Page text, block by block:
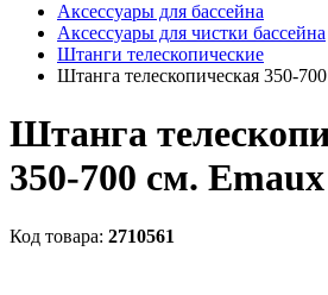
Аксессуары для бассейна
Аксессуары для чистки бассейна
Штанги телескопические
Штанга телескопическая 350-
Штанга
350-700 см.
Код товара: 2710561